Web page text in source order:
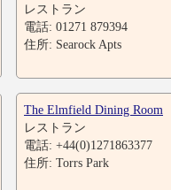
レストラン
電話: 01271 879394
住所: Searock Apts
The Elmfield Dining Room
レストラン
電話: +44(0)1271863377
住所: Torrs Park